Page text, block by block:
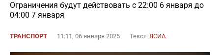
Ограничения будут действовать с 22:00 6 января до
04:00 7 января
ТРАНСПОРТ 11:11, 06 января 2025 Текст: ЯСИА